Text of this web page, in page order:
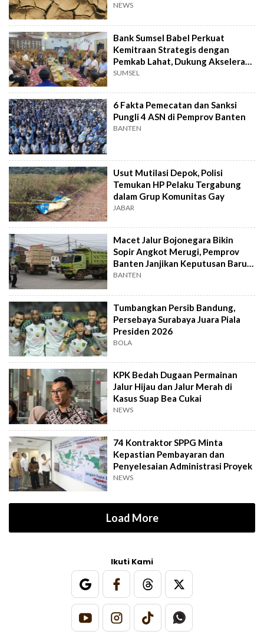
NEWS
Bank Sumsel Babel Perkuat
Kemitraan Strategis dengan
Pemkab Lahat, Dukung Akselerasi
Ekonomi Daerah
SUMSEL
6 Fakta Pemecatan dan Sanksi
Pungli 4 ASN di Pemprov Banten
BANTEN
Usut Mutilasi Depok, Polisi
Temukan HP Pelaku Tergabung
dalam Grup Komunitas Gay
JABAR
Macet Jalur Bojonegara Bikin
Sopir Angkot Merugi, Pemprov
Banten Janjikan Keputusan Baru 4
Hari Lagi
BANTEN
Tumbangkan Persib Bandung,
Persebaya Surabaya Juara Piala
Presiden 2026
BOLA
KPK Bedah Dugaan Permainan
Jalur Hijau dan Jalur Merah di
Kasus Suap Bea Cukai
NEWS
74 Kontraktor SPPG Minta
Kepastian Pembayaran dan
Penyelesaian Administrasi Proyek
NEWS
Load More
Ikuti Kami